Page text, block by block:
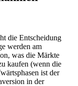
die Entscheidung
werden am
was die Märkte
kaufen (wenn die
ist der
in der